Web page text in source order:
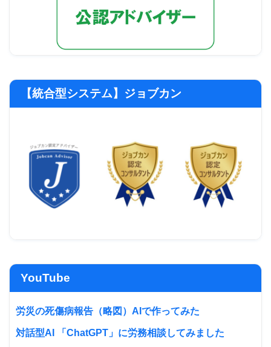
【統合型システム】ジョブカン
YouTube
労災の死傷病報告（略図）AIで作ってみた
対話型AI 「ChatGPT」に労務相談してみました